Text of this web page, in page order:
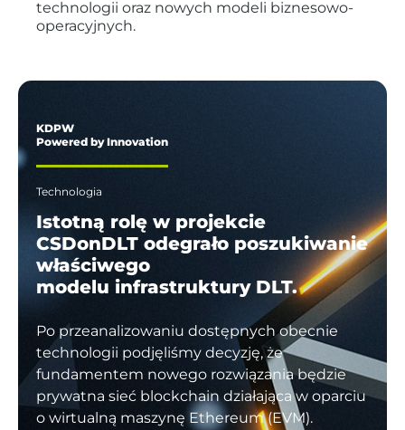
technologii oraz nowych modeli biznesowo-
operacyjnych.
KDPW
Powered by Innovation
Technologia
Istotną rolę w projekcie
CSDonDLT odegrało poszukiwanie
właściwego
modelu infrastruktury DLT.
Po przeanalizowaniu dostępnych obecnie
technologii podjęliśmy decyzję, że
fundamentem nowego rozwiązania będzie
prywatna sieć blockchain działająca w oparciu
o wirtualną maszynę Ethereum (EVM).